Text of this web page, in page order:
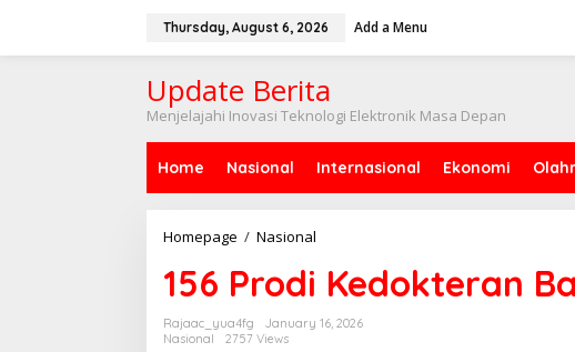
Thursday, August 6, 2026 Add a Menu
Update Berita
Menjelajahi Inovasi Teknologi Elektronik Masa Depan
Home Nasional Internasional Ekonomi
Homepage / Nasional
Kedokteran
Baru
Dibuka!
156 Prodi Kedokteran
Rajaac_yua4fg
January 16, 2026
Nasional
2757 Views